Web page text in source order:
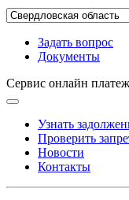
Задать вопрос
Документы
Сервис онлайн
Узнать
Проверить
Новости
Контакты